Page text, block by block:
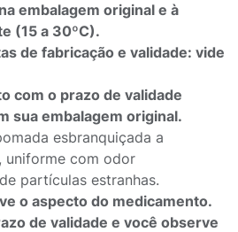
embalagem original e à
(15 a 30ºC).
de fabricação e validade: vide
com o prazo de validade
sua embalagem original.
esbranquiçada a
uniforme com odor
partículas estranhas.
o aspecto do medicamento.
de validade e você observe